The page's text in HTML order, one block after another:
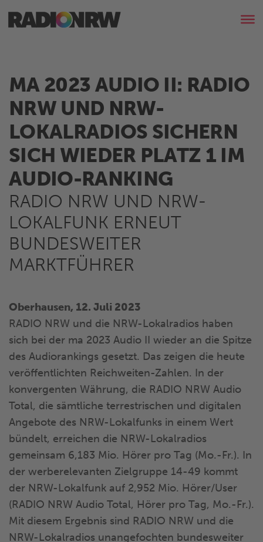
MA 2023 AUDIO II: RADIO
NRW UND NRW-
LOKALRADIOS SICHERN
SICH WIEDER PLATZ 1 IM
AUDIO-RANKING
RADIO NRW UND NRW-
LOKALFUNK ERNEUT
BUNDESWEITER
MARKTFÜHRER
Oberhausen, 12. Juli 2023
RADIO NRW und die NRW-Lokalradios haben
sich bei der ma 2023 Audio II wieder an die Spitze
des Audiorankings gesetzt. Das zeigen die heute
veröffentlichten Reichweiten-Zahlen. In der
konvergenten Währung, die RADIO NRW Audio
Total, die sämtliche terrestrischen und digitalen
Angebote des NRW-Lokalfunks in einem Wert
bündelt, erreichen die NRW-Lokalradios
gemeinsam 6,183 Mio. Hörer pro Tag (Mo.-Fr.). In
der werberelevanten Zielgruppe 14-49 kommt
der NRW-Lokalfunk auf 2,952 Mio. Hörer/User
(RADIO NRW Audio Total, Hörer pro Tag, Mo.-Fr.).
Mit diesem Ergebnis sind RADIO NRW und die
NRW-Lokalradios unangefochten bundesweiter